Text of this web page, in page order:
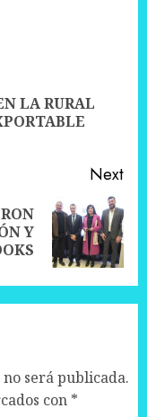
LA RURAL
Next
Y
será publicada.
con *